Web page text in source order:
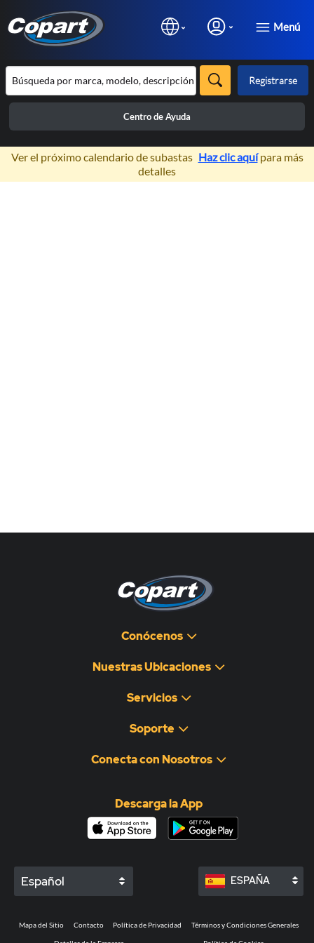
Menú
Registrarse
Centro de Ayuda
×
Ver el próximo calendario de subastas Haz clic aquípara más
detalles
Conócenos
Nuestras Ubicaciones
Servicios
Soporte
Conecta con Nosotros
Descarga la App
Español ESPAÑA
Mapa del Sitio Contacto Política de Privacidad Términos y Condiciones Generales